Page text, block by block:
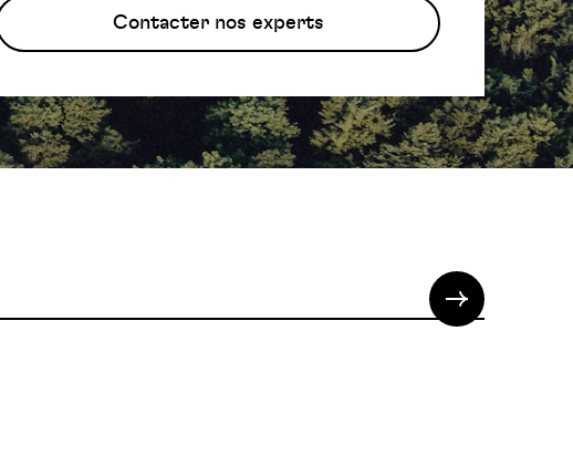
Contacter nos experts